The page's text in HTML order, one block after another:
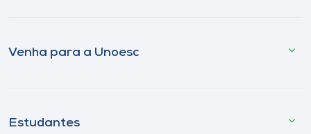
Venha para a Unoesc
Estudantes